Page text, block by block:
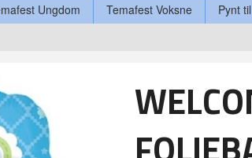
Ungdom Temafest Voksne Pynt